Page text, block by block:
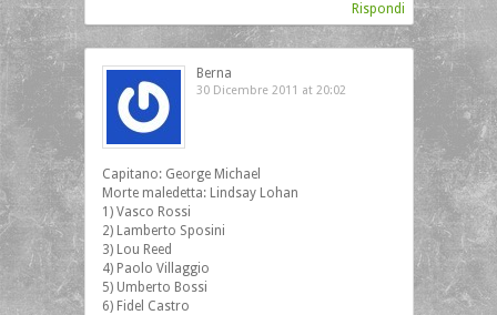
Rispondi
Berna
30 Dicembre 2011 at 20:02
Capitano: George Michael
Morte maledetta: Lindsay Lohan
1) Vasco Rossi
2) Lamberto Sposini
3) Lou Reed
4) Paolo Villaggio
5) Umberto Bossi
6) Fidel Castro